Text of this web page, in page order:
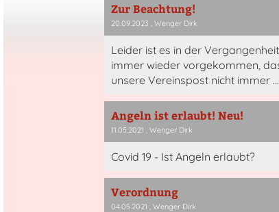
Zur Beachtung!
20.09.2023 , Wenger Dirk
Leider ist es in der Vergangenheit
immer wieder vorgekommen,
unsere Vereinspost nicht immer ...
Angeln ist erlaubt! Neu!
11.05.2021 , Wenger Dirk
Covid 19 - Ist Angeln erlaubt?
Verordnung
04.05.2021 , Wenger Dirk